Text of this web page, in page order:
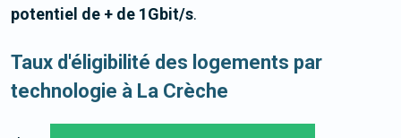
potentiel de + de 1Gbit/s.
Taux d'éligibilité des logements par
technologie à La Crèche